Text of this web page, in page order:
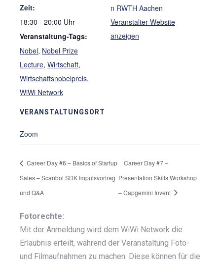
Zeit:
18:30 - 20:00
Veranstaltung-Tags:
Nobel, Nobel Prize
Lecture, Wirtschaft,
Wirtschaftsnobelpreis,
WiWi Network
VERANSTALTUNGSORT
Zoom
n RWTH Aachen
Veranstalter-Website
anzeigen
Career Day #6 – Basics of Startup
Sales – Scanbot SDK Impulsvortrag
und Q&A
Career Day #7 –
Presentation Skills Workshop
– Capgemini Invent
Fotorechte:
Mit der Anmeldung wird dem WiWi Network die
Erlaubnis erteilt, während der Veranstaltung Foto-
und Filmaufnahmen zu machen. Diese können für die